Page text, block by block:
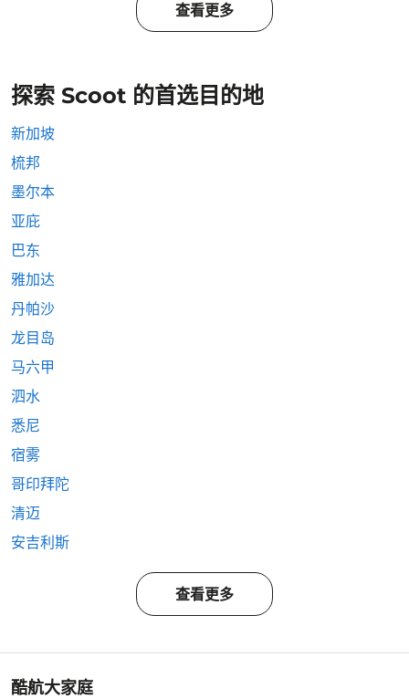
查看更多
探索 Scoot 的首选目的地
新加坡
梳邦
墨尔本
亚庇
巴东
雅加达
丹帕沙
龙目岛
马六甲
泗水
悉尼
宿雾
哥印拜陀
清迈
安吉利斯
查看更多
酷航大家庭